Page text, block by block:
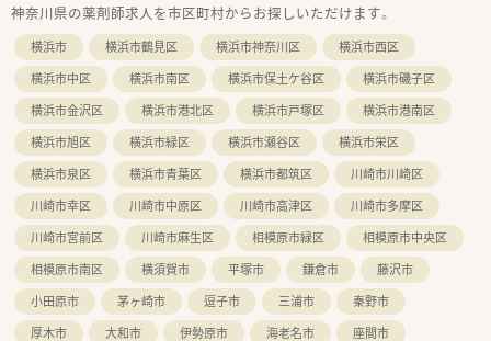
です。
【想定されるキャリアイメージ】
■充実した社内教育を通じて基礎からしっかりと学ぶことがで
きるため、着実にステップアップを図ることが可能な教育環境で
す。
■調剤業務の経験を積みながらかかりつけ薬剤師としてのスキ
ルを磨き、将来的には薬局長などの管理職を目指すことも可能で
す。
■入社後は店舗着任前に薬局を模した調剤研修センターにて、調
剤手技や機器操作などの一連の業務を実戦形式で習得できま
す。
神奈川県の薬剤師求人を市区町村からお探しいただけます。
横浜市 横浜市鶴見区 横浜市神奈川区
横浜市西区
横浜市中区
横浜市南区 横浜市保土ケ谷区
横浜市磯子区
横浜市金沢区
横浜市港北区 横浜市戸塚区
横浜市港南区
横浜市旭区
横浜市緑区 横浜市瀬谷区
横浜市栄区
横浜市泉区
横浜市青葉区 横浜市都筑区
川崎市川崎区
川崎市幸区
川崎市中原区 川崎市高津区
川崎市多摩区
川崎市宮前区
川崎市麻生区 相模原市緑区
相模原市中央区
相模原市南区
横須賀市 平塚市 鎌倉市
藤沢市
小田原市
茅ヶ崎市 逗子市 三浦市
秦野市
厚木市
大和市 伊勢原市 海老名市 座間市